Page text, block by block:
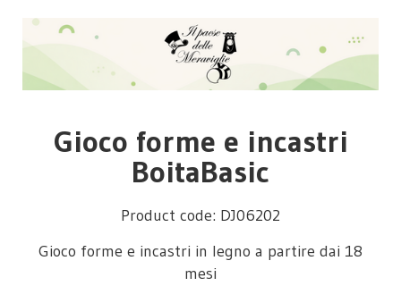
Gioco forme e incastri
BoitaBasic
Product code: DJ06202
Gioco forme e incastri in legno a partire dai 18
mesi